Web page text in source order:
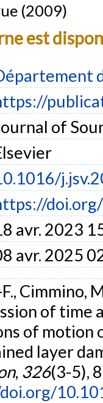
(2009)
est
of
avr. 2023
avr. 2025
F., Cimmino,
of time
of motion
layer
, 326(3-5),